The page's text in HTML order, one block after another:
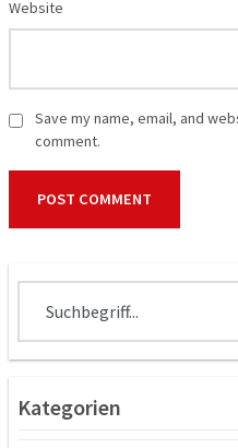
Website
Save my name, email, and
comment.
Kategorien